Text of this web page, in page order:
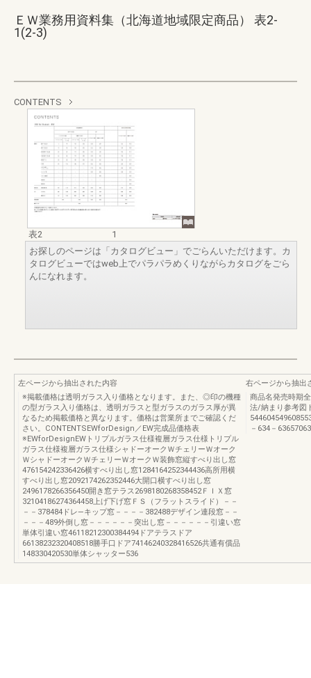
ＥＷ業務用資料集（北海道地域限定商品） 表2-
1(2-3)
CONTENTS
表2
1
お探しのページは「カタログビュー」でごらんいただけます。カ
タログビューではweb上でパラパラめくりながらカタログをごら
んになれます。
左ページから抽出された内容
※掲載価格は透明ガラス入り価格となります。また、◎印の機種
の型ガラス入り価格は、透明ガラスと型ガラスのガラス厚が異
なるため掲載価格と異なります。価格は営業所までご確認くだ
さい。CONTENTSEWforDesign／EW完成品価格表
※EWforDesignEWトリプルガラス仕様複層ガラス仕様トリプル
ガラス仕様複層ガラス仕様シャドーオークＷチェリーＷオーク
ＷシャドーオークＷチェリーＷオークＷ装飾窓縦すべり出し窓
476154242336426横すべり出し窓1284164252344436高所用横
すべり出し窓2092174262352446大開口横すべり出し窓
2496178266356450開き窓テラス2698180268358452ＦＩＸ窓
32104186274364458上げ下げ窓ＦＳ（フラットスライド）－－
－－378484ドレ―キップ窓－－－－382488デザイン連段窓－－
－－－489外倒し窓－－－－－－突出し窓－－－－－－引違い窓
単体引違い窓46118212300384494ドアテラスドア
66138232320408518勝手口ドア74146240328416526共通有償品
148330420530単体シャッター536
右ページから抽出
商品名発売時期
法/納まり参考図
－634－